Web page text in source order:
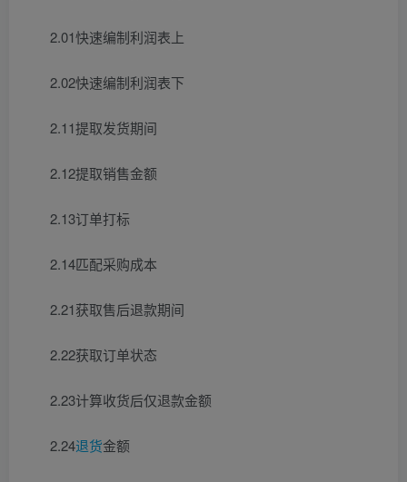
2.01快速编制利润表上
2.02快速编制利润表下
2.11提取发货期间
2.12提取销售金额
2.13订单打标
2.14匹配采购成本
2.21获取售后退款期间
2.22获取订单状态
2.23计算收货后仅退款金额
2.24退货金额